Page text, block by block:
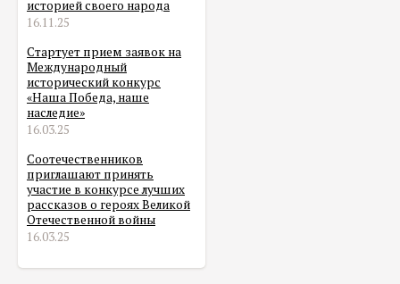
историей своего народа
16.11.25
Стартует прием заявок на
Международный
исторический конкурс
«Наша Победа, наше
наследие»
16.03.25
Соотечественников
приглашают принять
участие в конкурсе лучших
рассказов о героях Великой
Отечественной войны
16.03.25